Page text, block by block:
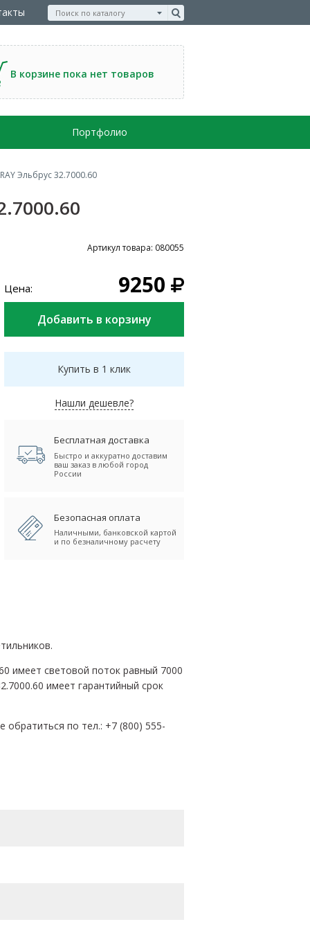
В корзине пока нет товаров
Портфолио
Эльбрус 32.7000.60
Артикул товара: 080055
Цена: 9250
Купить в 1 клик
Нашли дешевле?
Бесплатная доставка
Быстро и аккуратно доставим
ваш заказ в любой город
России
Безопасная оплата
Наличными, банковской картой
и по безналичному расчету
имеет световой поток равный 7000
имеет гарантийный срок
по тел.: +7 (800) 555-